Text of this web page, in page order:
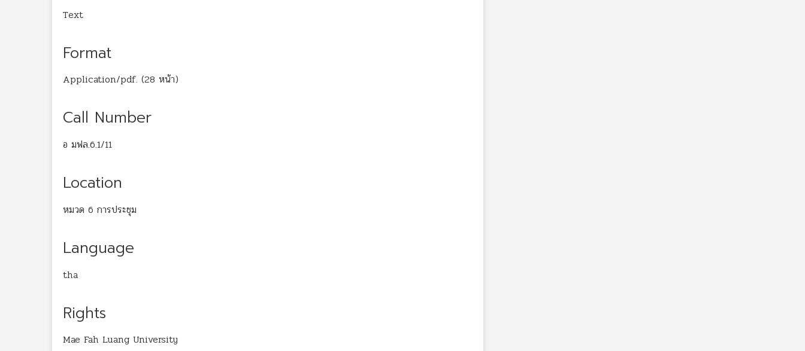
Text
Format
Application/pdf. (28 หน้า)
Call Number
อ มฟล.6.1/11
Location
หมวด 6 การประชุม
Language
tha
Rights
Mae Fah Luang University